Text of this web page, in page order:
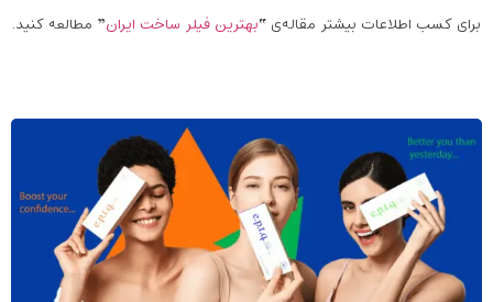
برای کسب اطلاعات بیشتر مقاله‌ی “بهترین فیلر ساخت ایران” مطالعه کنید.